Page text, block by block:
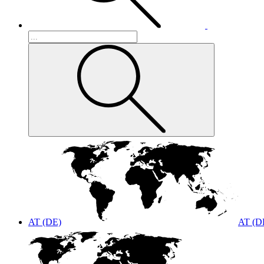
AT (DE) AT